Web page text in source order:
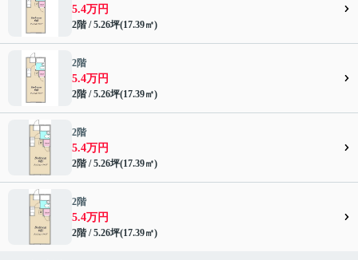
5.4万円
2階 / 5.26坪(17.39㎡)
2階
5.4万円
2階 / 5.26坪(17.39㎡)
2階
5.4万円
2階 / 5.26坪(17.39㎡)
2階
5.4万円
2階 / 5.26坪(17.39㎡)